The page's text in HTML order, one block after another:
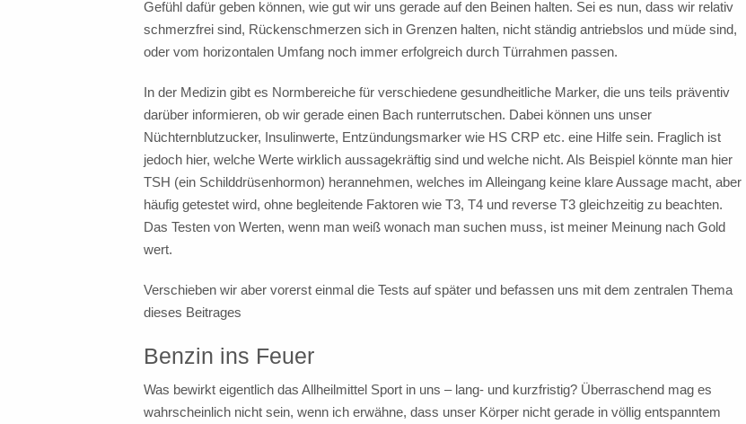
Gefühl dafür geben können, wie gut wir uns gerade auf den Beinen halten. Sei es nun, dass wir relativ
schmerzfrei sind, Rückenschmerzen sich in Grenzen halten, nicht ständig antriebslos und müde sind,
oder vom horizontalen Umfang noch immer erfolgreich durch Türrahmen passen.
In der Medizin gibt es Normbereiche für verschiedene gesundheitliche Marker, die uns teils präventiv
darüber informieren, ob wir gerade einen Bach runterrutschen. Dabei können uns unser
Nüchternblutzucker, Insulinwerte, Entzündungsmarker wie HS CRP etc. eine Hilfe sein. Fraglich ist
jedoch hier, welche Werte wirklich aussagekräftig sind und welche nicht. Als Beispiel könnte man hier
TSH (ein Schilddrüsenhormon) herannehmen, welches im Alleingang keine klare Aussage macht, aber
häufig getestet wird, ohne begleitende Faktoren wie T3, T4 und reverse T3 gleichzeitig zu beachten.
Das Testen von Werten, wenn man weiß wonach man suchen muss, ist meiner Meinung nach Gold
wert.
Verschieben wir aber vorerst einmal die Tests auf später und befassen uns mit dem zentralen Thema
dieses Beitrages
Benzin ins Feuer
Was bewirkt eigentlich das Allheilmittel Sport in uns – lang- und kurzfristig? Überraschend mag es
wahrscheinlich nicht sein, wenn ich erwähne, dass unser Körper nicht gerade in völlig entspanntem